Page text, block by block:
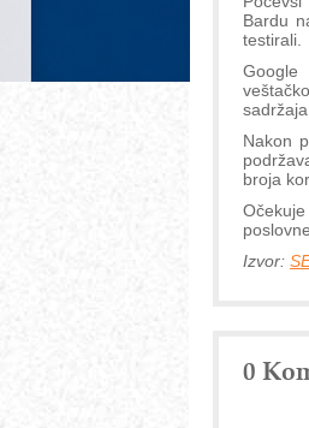
Bardu
testirali.
Nakon
broja
Izvor:
0